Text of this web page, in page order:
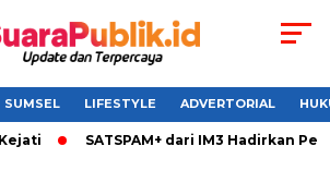
SUMSEL LIFESTYLE ADVERTORIAL
SATSPAM+ dari IM3 Hadirkan